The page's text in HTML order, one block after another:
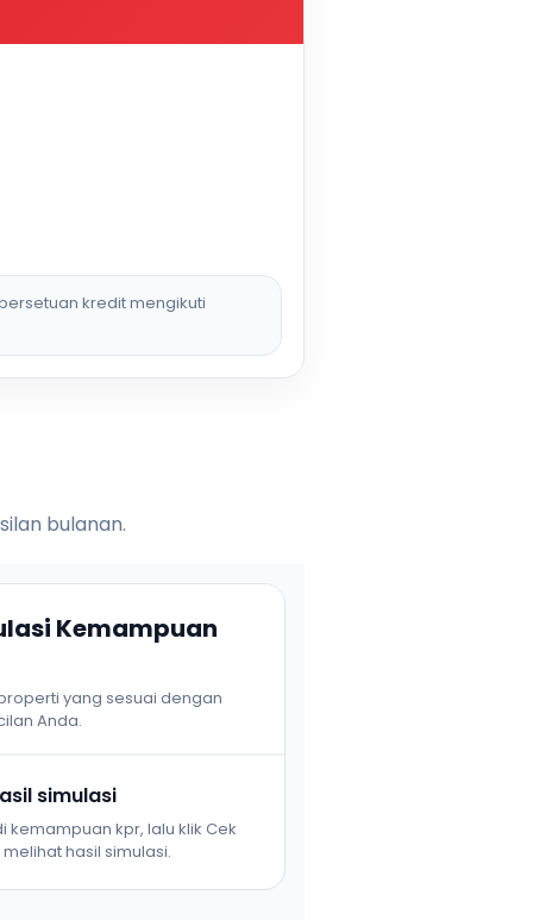
kredit mengikuti
bulanan.
Kemampuan
yang sesuai dengan
Anda.
simulasi
kemampuan kpr, lalu klik Cek
hasil simulasi.